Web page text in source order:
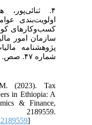
اولویت‌بندی
کسب‌وکارهای
سازمان امور
شماره ۴۷. صص. ۳۰-۷.
(2023). Tax
in Ethiopia: A
& Finance,